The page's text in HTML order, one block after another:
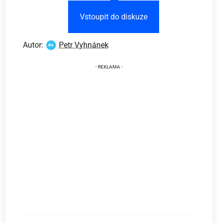
Vstoupit do diskuze
Autor: Petr Vyhnánek